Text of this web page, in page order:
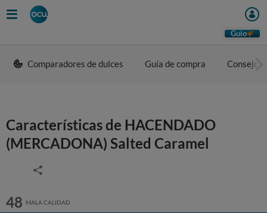
Guio
Comparadores de dulces Guía de compra Consejos
Características de HACENDADO
(MERCADONA) Salted Caramel
48 MALA CALIDAD